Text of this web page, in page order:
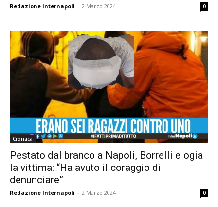
Redazione Internapoli - 2 Marzo 2024 0
Cronaca
Pestato dal branco a Napoli, Borrelli elogia
la vittima: “Ha avuto il coraggio di
denunciare”
Redazione Internapoli - 2 Marzo 2024 0